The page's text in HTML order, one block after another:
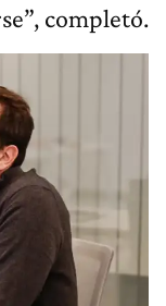
completó.